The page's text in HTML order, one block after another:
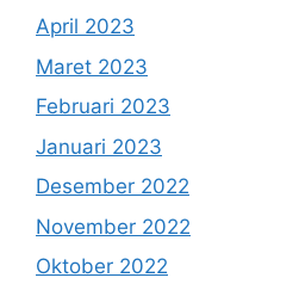
April 2023
Maret 2023
Februari 2023
Januari 2023
Desember 2022
November 2022
Oktober 2022